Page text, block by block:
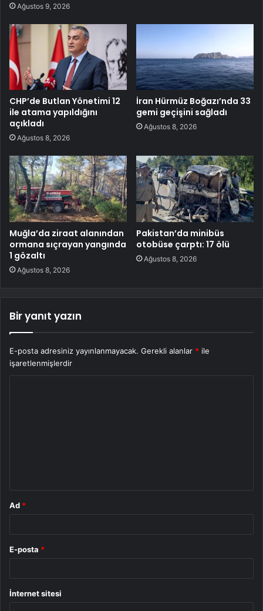
Ağustos 9, 2026
CHP’de Butlan Yönetimi 12
ile atama yapıldığını
açıkladı
Ağustos 8, 2026
İran Hürmüz Boğazı’nda 33
gemi geçişini sağladı
Ağustos 8, 2026
Muğla’da ziraat alanından
ormana sıçrayan yangında
1 gözaltı
Ağustos 8, 2026
Pakistan’da minibüs
otobüse çarptı: 17 ölü
Ağustos 8, 2026
Bir yanıt yazın
E-posta adresiniz yayınlanmayacak. Gerekli alanlar * ile
işaretlenmişlerdir
Ad *
E-posta *
İnternet sitesi